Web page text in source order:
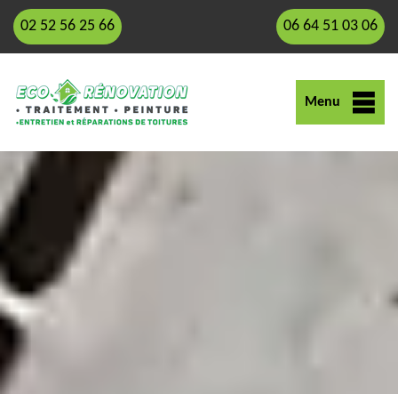
02 52 56 25 66 06 64 51 03 06
Menu